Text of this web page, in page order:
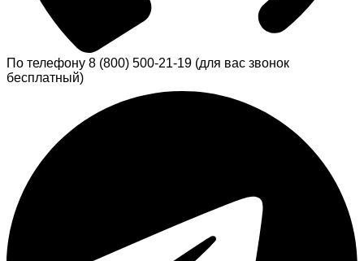
По телефону 8 (800) 500-21-19 (для вас звонок
бесплатный)